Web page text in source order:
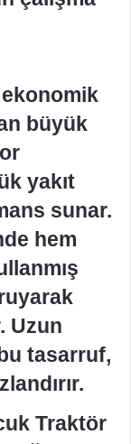
büyük
yakıt
sunar.
hem
Uzun
tasarruf,
Traktör